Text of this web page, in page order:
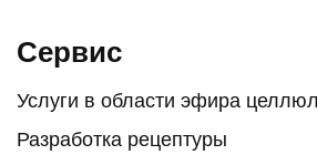
Сервис
Услуги в области эфира
Разработка рецептуры